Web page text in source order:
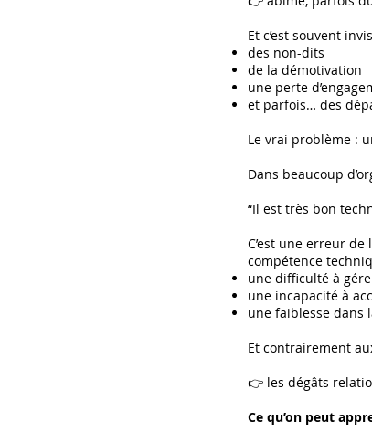
Et c’est souvent
des non-dits
de la démotivation
une perte
et parfois… des
Le vrai problème :
Dans beaucoup
“Il est très bon
C’est une erreur
compétence
une difficulté à
une incapacité à
une faiblesse dans
Et contrairement
👉 les dégâts
Ce qu’on peut